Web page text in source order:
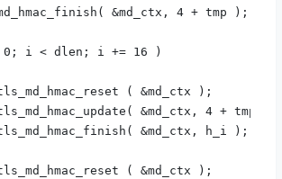
&md_ctx, 4 + tmp );
i < dlen; i += 16 )
( &md_ctx );
&md_ctx, 4 + tmp,
&md_ctx, h_i );
( &md_ctx );